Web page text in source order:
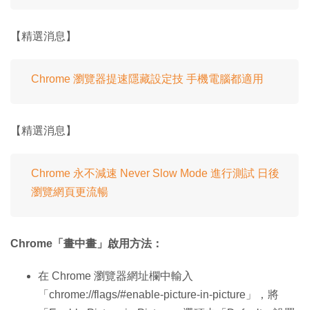
【精選消息】
Chrome 瀏覽器提速隱藏設定技 手機電腦都適用
【精選消息】
Chrome 永不減速 Never Slow Mode 進行測試 日後
瀏覽網頁更流暢
Chrome「畫中畫」啟用方法：
在 Chrome 瀏覽器網址欄中輸入
「chrome://flags/#enable-picture-in-picture」，將